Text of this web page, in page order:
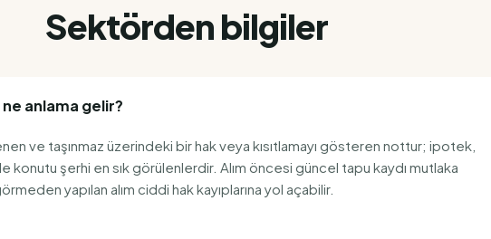
Sektörden bilgiler
anlama gelir?
ve taşınmaz üzerindeki bir hak veya kısıtlamayı gösteren nottur; ipotek,
konutu şerhi en sık görülenlerdir. Alım öncesi güncel tapu kaydı mutlaka
yapılan alım ciddi hak kayıplarına yol açabilir.